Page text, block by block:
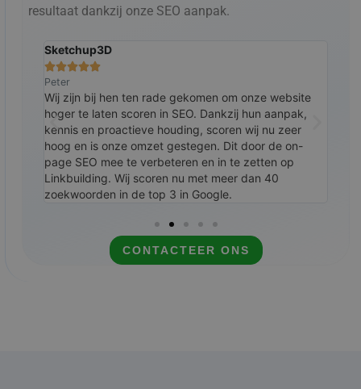
resultaat dankzij onze SEO aanpak.
Sketchup3D

Peter
Wij zijn bij hen ten rade gekomen om onze website
hoger te laten scoren in SEO. Dankzij hun aanpak,
kennis en proactieve houding, scoren wij nu zeer
hoog en is onze omzet gestegen. Dit door de on-
page SEO mee te verbeteren en in te zetten op
Linkbuilding. Wij scoren nu met meer dan 40
zoekwoorden in de top 3 in Google.
CONTACTEER ONS